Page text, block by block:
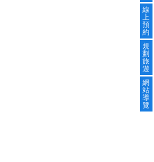
線
上
預
約
規
劃
旅
遊
網
站
導
覽